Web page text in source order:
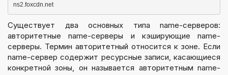
ns2.foxcdn.net
Существует два основных типа name-серверов:
авторитетные name-серверы и кэширующие name-
серверы. Термин авторитетный относится к зоне. Если
name-сервер содержит ресурсные записи, касающиеся
конкретной зоны, он называется авторитетным name-